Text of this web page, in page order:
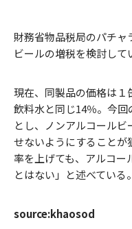
財務省物品税局のパチ
ビールの増税を検討して
現在、同製品の価格は１
飲料水と同じ14％。今
とし、ノンアルコール
せないようにすることが
率を上げても、アルコー
とはない」と述べている。
source:khaosod